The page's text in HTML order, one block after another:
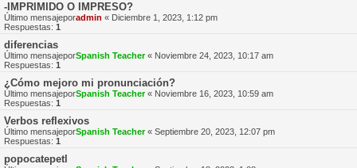
-IMPRIMIDO O IMPRESO?
Último mensajeporadmin « Diciembre 1, 2023, 1:12 pm
Respuestas: 1
diferencias
Último mensajeporSpanish Teacher« Noviembre 24, 2023, 10:17 am
Respuestas: 1
¿Cómo mejoro mi pronunciación?
Último mensajeporSpanish Teacher« Noviembre 16, 2023, 10:59 am
Respuestas: 1
Verbos reflexivos
Último mensajeporSpanish Teacher« Septiembre 20, 2023, 12:07 pm
Respuestas: 1
popocatepetl